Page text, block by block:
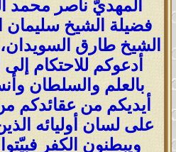
المهديّ ناصر محمد
فضيلة الشيخ سليمان
الشيخ طارق
أدعوكم للاحتكام
بالعلم والسلطان
أيديكم من عقائدكم
على لسان أوليائه
ويبطنون الكفر